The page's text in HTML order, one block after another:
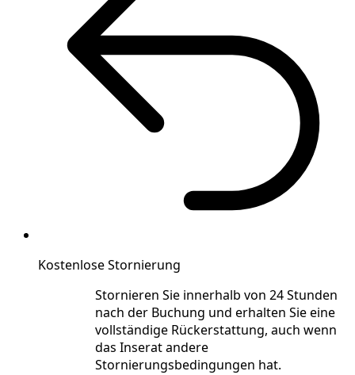
Kostenlose Stornierung
Stornieren Sie innerhalb von 24 Stunden
nach der Buchung und erhalten Sie eine
vollständige Rückerstattung, auch wenn
das Inserat andere
Stornierungsbedingungen hat.